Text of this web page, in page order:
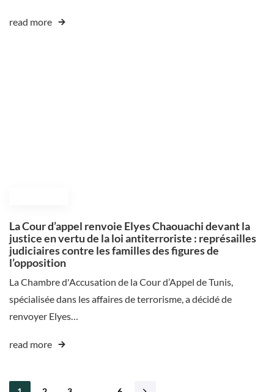
read more
La Cour d’appel renvoie Elyes Chaouachi devant la
justice en vertu de la loi antiterroriste : représailles
judiciaires contre les familles des figures de
l’opposition
La Chambre d'Accusation de la Cour d’Appel de Tunis,
spécialisée dans les affaires de terrorisme, a décidé de
renvoyer Elyes…
read more